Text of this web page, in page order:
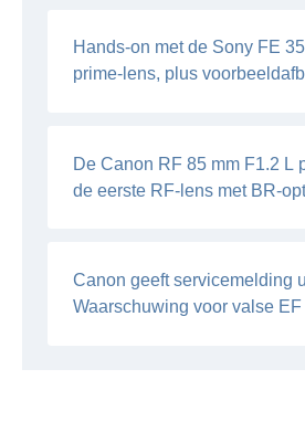
Hands-on met de Sony FE
prime-lens, plus
De Canon RF 85 mm F1.2 L
de eerste RF-lens met BR-
Canon geeft servicemelding
Waarschuwing voor valse EF